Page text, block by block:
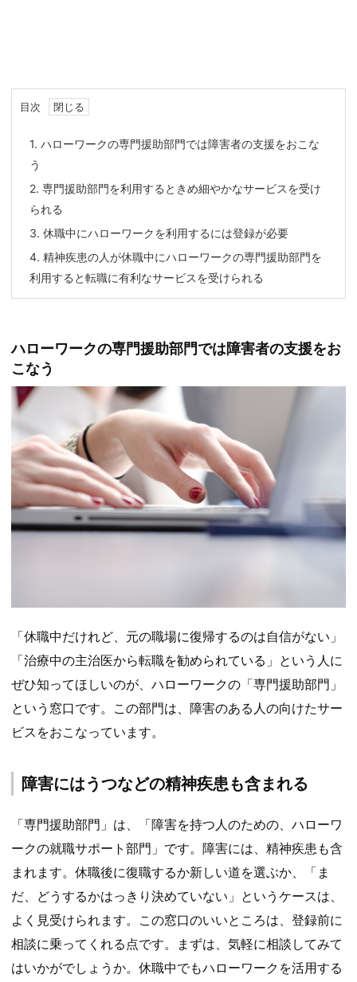
目次
1. ハローワークの専門援助部門では障害者の支援をおこな
う
2. 専門援助部門を利用するときめ細やかなサービスを受け
られる
3. 休職中にハローワークを利用するには登録が必要
4. 精神疾患の人が休職中にハローワークの専門援助部門を
利用すると転職に有利なサービスを受けられる
ハローワークの専門援助部門では障害者の支援をお
こなう
「休職中だけれど、元の職場に復帰するのは自信がない」
「治療中の主治医から転職を勧められている」という人に
ぜひ知ってほしいのが、ハローワークの「専門援助部門」
という窓口です。この部門は、障害のある人の向けたサー
ビスをおこなっています。
障害にはうつなどの精神疾患も含まれる
「専門援助部門」は、「障害を持つ人のための、ハローワ
ークの就職サポート部門」です。障害には、精神疾患も含
まれます。休職後に復職するか新しい道を選ぶか、「ま
だ、どうするかはっきり決めていない」というケースは、
よく見受けられます。この窓口のいいところは、登録前に
相談に乗ってくれる点です。まずは、気軽に相談してみて
はいかがでしょうか。休職中でもハローワークを活用する